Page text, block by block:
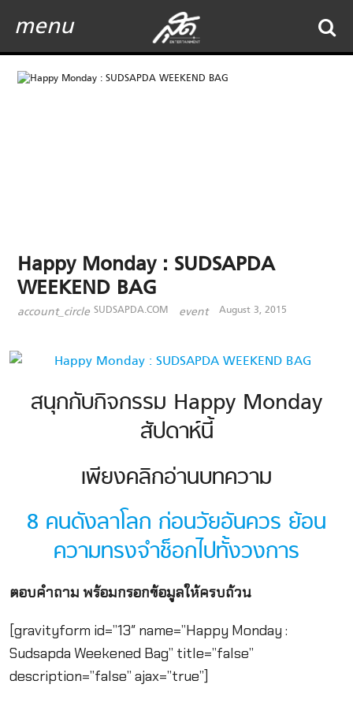
menu
Happy Monday : SUDSAPDA
WEEKEND BAG
account_circle SUDSAPDA.COM event August 3, 2015
สนุกกับกิจกรรม Happy Monday
สัปดาห์นี้
เพียงคลิกอ่านบทความ
8 คนดังลาโลก ก่อนวัยอันควร ย้อน
ความทรงจำช็อกไปทั้งวงการ
ตอบคำถาม พร้อมกรอกข้อมูลให้ครบถ้วน
[gravityform id=”13″ name=”Happy Monday :
Sudsapda Weekened Bag” title=”false”
description=”false” ajax=”true”]